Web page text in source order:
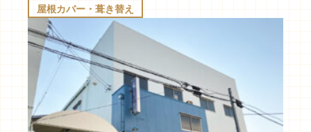
屋根カバー・葺き替え